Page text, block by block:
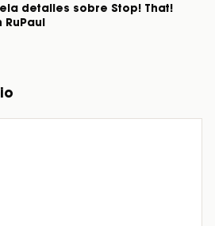
detalles sobre Stop! That!
RuPaul